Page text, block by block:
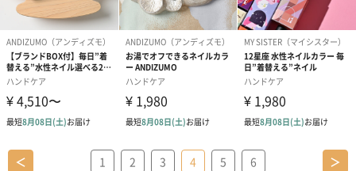
＜ 1 2 3 4 5 6 ＞